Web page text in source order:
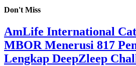
Don't Miss
AmLife International
MBOR Menerusi 817
Lengkap DeepZleep